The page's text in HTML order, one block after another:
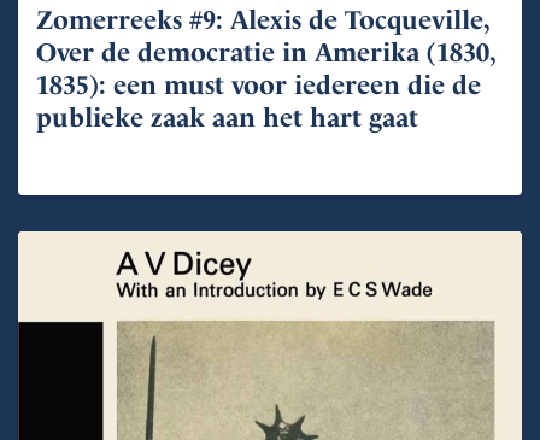
Zomerreeks #9: Alexis de Tocqueville,
Over de democratie in Amerika (1830,
1835): een must voor iedereen die de
publieke zaak aan het hart gaat